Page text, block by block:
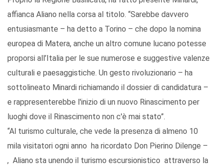
affianca Aliano nella corsa al titolo. “Sarebbe davvero
entusiasmante – ha detto a Torino – che dopo la nomina
europea di Matera, anche un altro comune lucano potesse
proporsi all’Italia per le sue numerose e suggestive valenze
culturali e paesaggistiche. Un gesto rivoluzionario – ha
sottolineato Minardi richiamando il dossier di candidatura –
e rappresenterebbe l'inizio di un nuovo Rinascimento per
luoghi dove il Rinascimento non c'è mai stato”.
“Al turismo culturale, che vede la presenza di almeno 10
mila visitatori ogni anno ha ricordato Don Pierino Dilenge –
, Aliano sta unendo il turismo escursionistico attraverso la